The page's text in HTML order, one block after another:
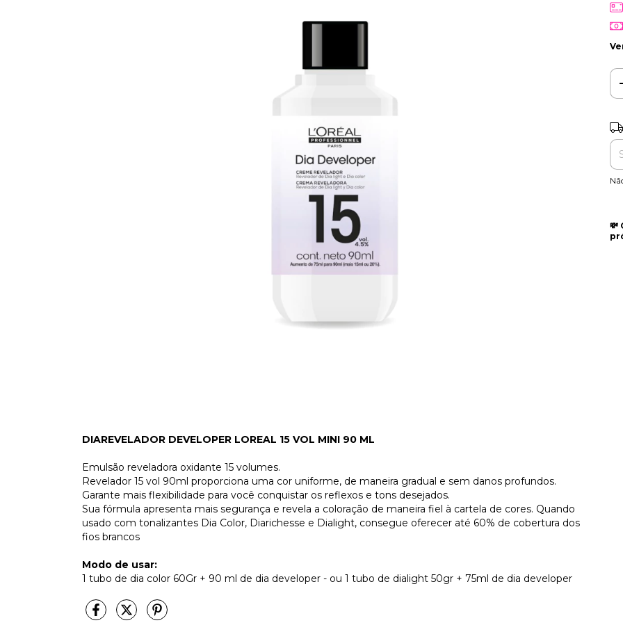
DIAREVELADOR DEVELOPER LOREAL 15 VOL MINI 90 ML
Emulsão reveladora oxidante 15 volumes.
Revelador 15 vol 90ml proporciona uma cor uniforme, de maneira gradual e sem danos profundos.
Garante mais flexibilidade para você conquistar os reflexos e tons desejados.
Sua fórmula apresenta mais segurança e revela a coloração de maneira fiel à cartela de cores. Quando
usado com tonalizantes Dia Color, Diarichesse e Dialight, consegue oferecer até 60% de cobertura dos
fios brancos
Modo de usar:
1 tubo de dia color 60Gr + 90 ml de dia developer - ou 1 tubo de dialight 50gr + 75ml de dia developer
💸